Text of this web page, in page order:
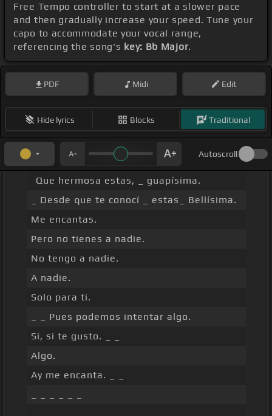
Free Tempo controller to start at a slower pace
and then gradually increase your speed. Tune your
capo to accommodate your vocal range,
referencing the song's key: Bb Major.
PDF Midi Edit
Hide lyrics Blocks Traditional
Autoscroll
Que hermosa estas, _ guapísima.
_ Desde que te conocí _ estas_ Bellísima.
Me encantas.
Pero no tienes a nadie.
No tengo a nadie.
A nadie.
Solo para ti.
_ _ Pues podemos intentar algo.
Si, si te gusto. _ _
Algo.
Ay me encanta. _ _